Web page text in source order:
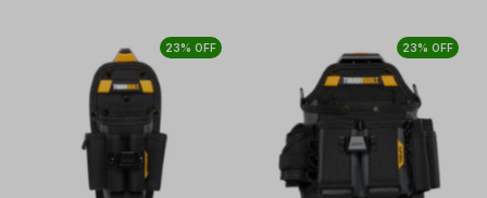
23% OFF 23% OFF